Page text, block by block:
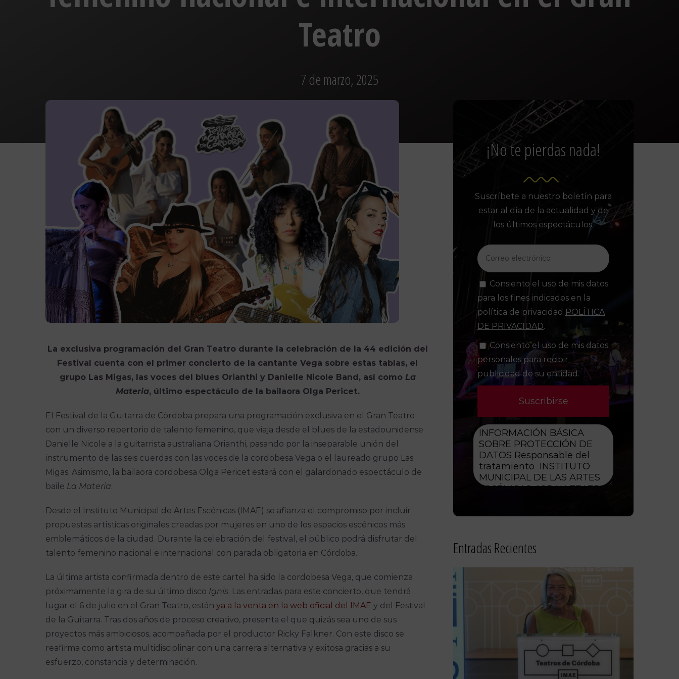
Teatro
7 de marzo, 2025
La exclusiva programación del Gran Teatro durante la celebración de la 44 edición del
Festival cuenta con el primer concierto de la cantante Vega sobre estas tablas, el
grupo Las Migas, las voces del blues Orianthi y Danielle Nicole Band, así como La
Materia, último espectáculo de la bailaora Olga Pericet.
El Festival de la Guitarra de Córdoba prepara una programación exclusiva en el Gran Teatro
con un diverso repertorio de talento femenino, que viaja desde el blues de la estadounidense
Danielle Nicole a la guitarrista australiana Orianthi, pasando por la inseparable unión del
instrumento de las seis cuerdas con las voces de la cordobesa Vega o el laureado grupo Las
Migas. Asimismo, la bailaora cordobesa Olga Pericet estará con el galardonado espectáculo de
baile La Materia.
Desde el Instituto Municipal de Artes Escénicas (IMAE) se afianza el compromiso por incluir
propuestas artísticas originales creadas por mujeres en uno de los espacios escénicos más
emblemáticos de la ciudad. Durante la celebración del festival, el público podrá disfrutar del
talento femenino nacional e internacional con parada obligatoria en Córdoba.
La última artista confirmada dentro de este cartel ha sido la cordobesa Vega, que comienza
próximamente la gira de su último disco Ignis. Las entradas para este concierto, que tendrá
lugar el 6 de julio en el Gran Teatro, están ya a la venta en la web oficial del IMAE y del Festival
de la Guitarra. Tras dos años de proceso creativo, presenta el que quizás sea uno de sus
proyectos más ambiciosos, acompañada por el productor Ricky Falkner. Con este disco se
reafirma como artista multidisciplinar con una carrera alternativa y exitosa gracias a su
esfuerzo, constancia y determinación.
¡No te pierdas nada!
Suscríbete a nuestro boletín para
estar al día de la actualidad y de
los últimos espectáculos.
Consiento el uso de mis datos
para los fines indicados en la
política de privacidad POLÍTICA
DE PRIVACIDAD.
Consiento el uso de mis datos
personales para recibir
publicidad de su entidad.
Entradas Recientes